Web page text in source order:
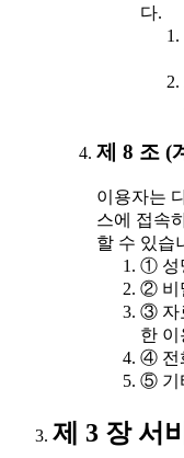
다.
제 8 조 (
이용자는
스에 접속
할 수 있습
① 성
② 비
③ 자
한 이
④ 전
⑤ 기
제 3 장 서